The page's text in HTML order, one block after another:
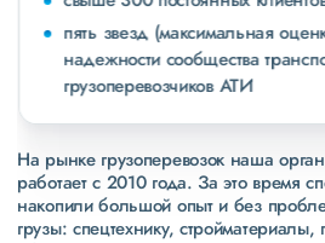
пять звезд (максимальная
надежности сообщества
грузоперевозчиков АТИ
На рынке грузоперевозок наша
работает с 2010 года. За это время
накопили большой опыт и без
грузы: спецтехнику,